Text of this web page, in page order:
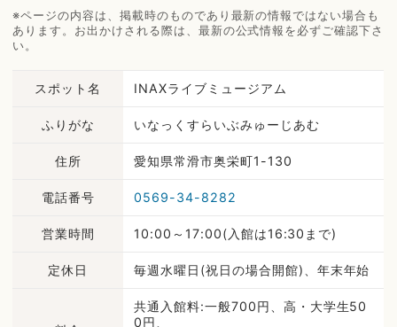
※ページの内容は、掲載時のものであり最新の情報ではない場合も
あります。お出かけされる際は、最新の公式情報を必ずご確認下さ
い。
スポット名 INAXライブミュージアム
ふりがな いなっくすらいぶみゅーじあむ
住所 愛知県常滑市奥栄町1-130
電話番号 0569-34-8282
営業時間 10:00～17:00(入館は16:30まで)
定休日 毎週水曜日(祝日の場合開館)、年末年始
共通入館料:一般700円、高・大学生50
0円、